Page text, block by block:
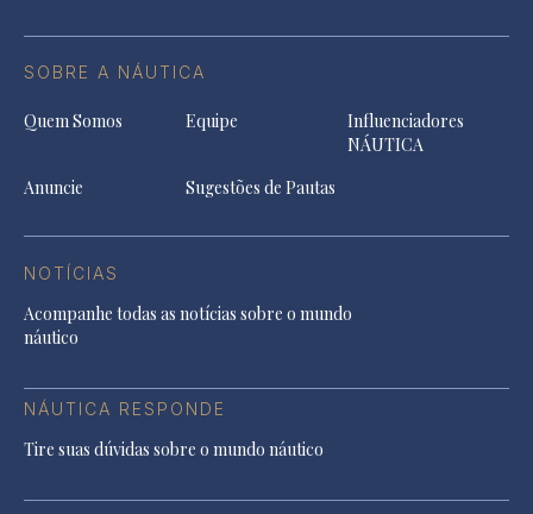
SOBRE A NÁUTICA
Quem Somos Equipe
Influenciadores
NÁUTICA
Anuncie
Sugestões de Pautas
NOTÍCIAS
Acompanhe todas as notícias sobre o mundo
náutico
NÁUTICA RESPONDE
Tire suas dúvidas sobre o mundo náutico